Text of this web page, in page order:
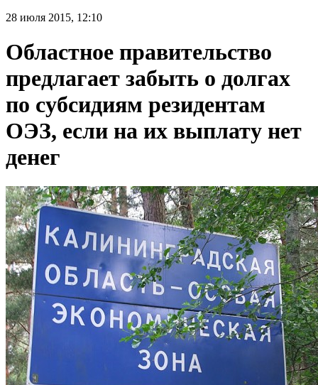
28 июля 2015, 12:10
Областное правительство
предлагает забыть о долгах
по субсидиям резидентам
ОЭЗ, если на их выплату нет
денег